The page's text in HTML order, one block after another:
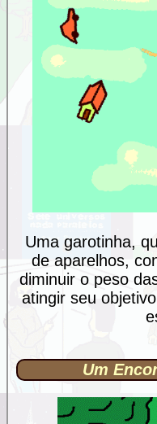
Uma garotinha,
de aparelhos,
diminuir o peso
atingir seu
Um